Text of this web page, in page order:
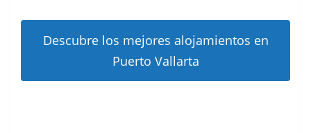
Descubre los mejores alojamientos en
Puerto Vallarta